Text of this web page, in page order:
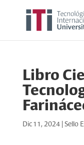
Libro
Dic 11, 2024| Sello